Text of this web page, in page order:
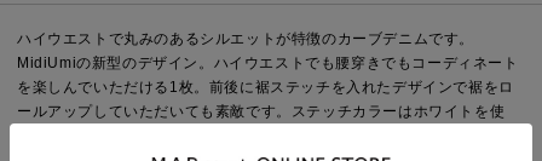
ハイウエストで丸みのあるシルエットが特徴のカーブデニムです。
MidiUmiの新型のデザイン。ハイウエストでも腰穿きでもコーディネート
を楽しんでいただける1枚。前後に裾ステッチを入れたデザインで裾をロ
ールアップしていただいても素敵です。ステッチカラーはホワイトを使